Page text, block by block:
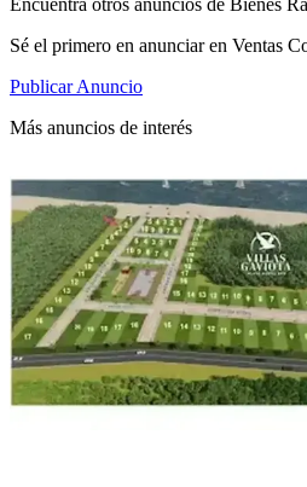
Encuentra otros anuncios de Bienes
Sé el primero en anunciar en Ventas
Publicar Anuncio
Más anuncios de interés